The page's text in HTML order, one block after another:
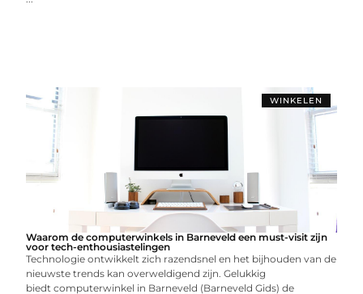
WINKELEN
Waarom de computerwinkels in Barneveld een must-visit zijn
voor tech-enthousiastelingen
Technologie ontwikkelt zich razendsnel en het bijhouden van de
nieuwste trends kan overweldigend zijn. Gelukkig
biedt computerwinkel in Barneveld (Barneveld Gids) de